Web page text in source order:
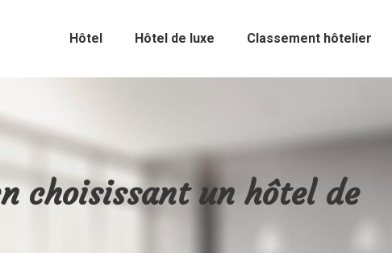
Hôtel Hôtel de luxe Classement hôtelier
choisissant un hôtel de